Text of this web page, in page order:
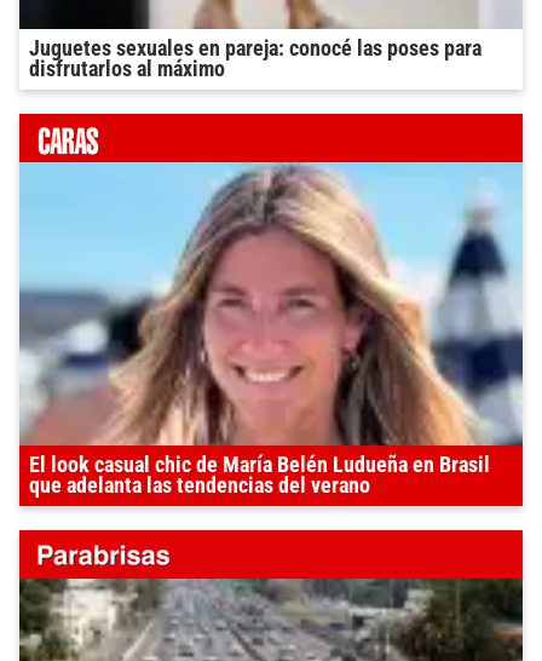
Juguetes sexuales en pareja: conocé las poses para
disfrutarlos al máximo
El look casual chic de María Belén Ludueña en Brasil
que adelanta las tendencias del verano